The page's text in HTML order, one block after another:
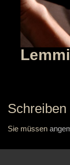
Sie müssen